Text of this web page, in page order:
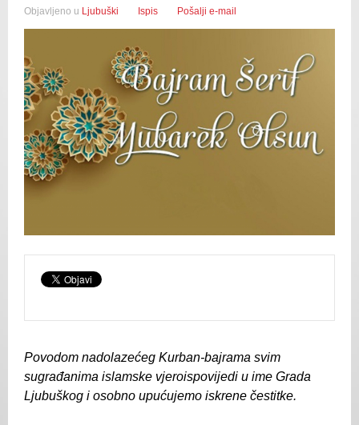
Objavljeno u Ljubuški Ispis Pošalji e-mail
Povodom nadolazećeg Kurban-bajrama svim
sugrađanima islamske vjeroispovijedi u ime Grada
Ljubuškog i osobno upućujemo iskrene čestitke.